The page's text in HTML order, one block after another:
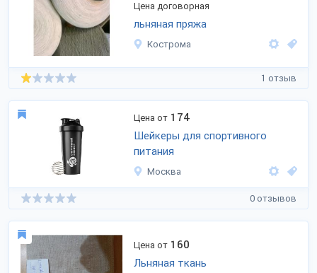
Цена договорная
льняная пряжа
Кострома
1 отзыв
Цена от 174
Шейкеры для спортивного
питания
Москва
0 отзывов
Цена от 160
Льняная ткань